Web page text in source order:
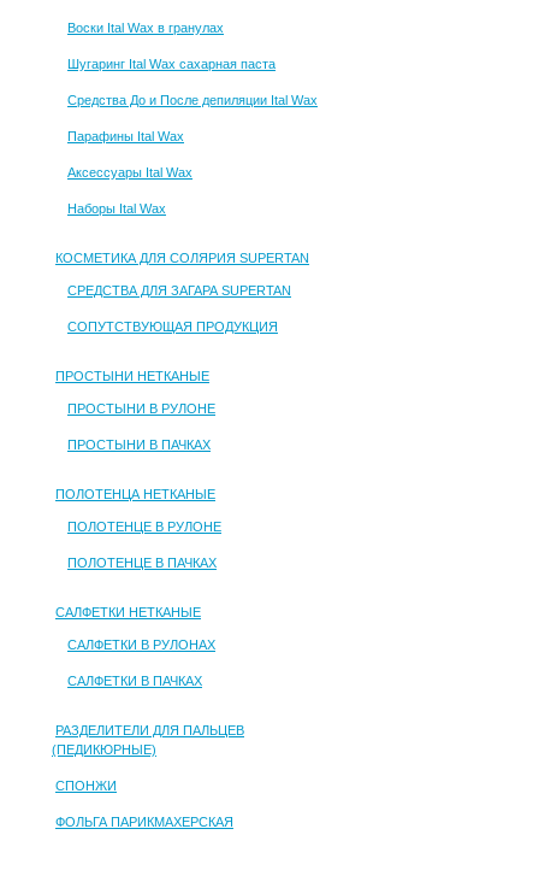
Воски Ital Wax в гранулах
Шугаринг Ital Wax сахарная паста
Средства До и После депиляции Ital Wax
Парафины Ital Wax
Аксессуары Ital Wax
Наборы Ital Wax
КОСМЕТИКА ДЛЯ СОЛЯРИЯ SUPERTAN
СРЕДСТВА ДЛЯ ЗАГАРА SUPERTAN
СОПУТСТВУЮЩАЯ ПРОДУКЦИЯ
ПРОСТЫНИ НЕТКАНЫЕ
ПРОСТЫНИ В РУЛОНЕ
ПРОСТЫНИ В ПАЧКАХ
ПОЛОТЕНЦА НЕТКАНЫЕ
ПОЛОТЕНЦЕ В РУЛОНЕ
ПОЛОТЕНЦЕ В ПАЧКАХ
САЛФЕТКИ НЕТКАНЫЕ
САЛФЕТКИ В РУЛОНАХ
САЛФЕТКИ В ПАЧКАХ
РАЗДЕЛИТЕЛИ ДЛЯ ПАЛЬЦЕВ
(ПЕДИКЮРНЫЕ)
СПОНЖИ
ФОЛЬГА ПАРИКМАХЕРСКАЯ